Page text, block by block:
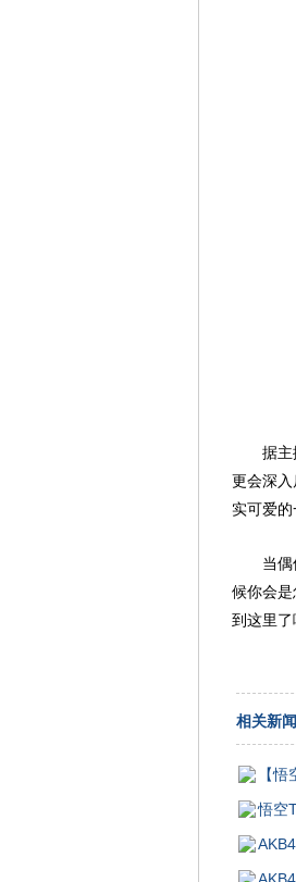
据主播
更会深
实可爱
当偶像
候你会
到这里了
相关新闻
【
悟空